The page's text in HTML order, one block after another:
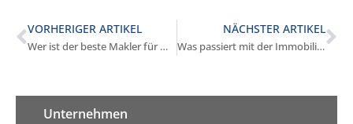
VORHERIGER ARTIKEL
Wer ist der beste Makler für Mehrfamilienhäuser in Gauting?
NÄCHSTER ARTIKEL
Was passiert mit der Immobilie bei Scheidung in Gauting?
Unternehmen